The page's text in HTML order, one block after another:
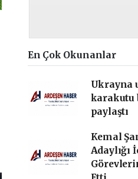
En Çok Okunanlar
Ukrayna
paylaştı
Kemal
Adaylığı